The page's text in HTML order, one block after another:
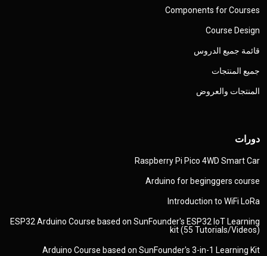
Components for Courses
Course Design
قائمة جميع الدروس
جميع المنتجات
المنتجات والعروض
دورات
Raspberry Pi Pico 4WD Smart Car
Arduino for beginggers course
Introduction to WiFi LoRa
ESP32 Arduino Course based on SunFounder's ESP32 IoT Learning
kit (55 Tutorials/Videos)
Arduino Course based on SunFounder's 3-in-1 Learning Kit